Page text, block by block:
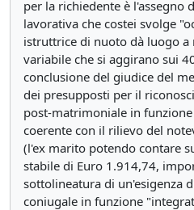
per la richiedente è l'assegno
lavorativa che costei svolge
istruttrice di nuoto dà luogo
variabile che si aggirano sui
conclusione del giudice del
dei presupposti per il
post-matrimoniale in funzione
coerente con il rilievo del
(l'ex marito potendo contare
stabile di Euro 1.914,74,
sottolineatura di un'esigenza
coniugale in funzione